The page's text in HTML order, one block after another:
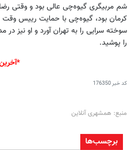
شم مربیگری‌ گیوه‌چی عالی بود و وقتی
کرمان بود، گیوه‌چی با حمایت رییس
سوخته سرایی را به تهران آورد و او نیز در
را پوشید.
*آخرین
کد خبر176350
منبع: همشهری آنلاین
برچسب‌ها